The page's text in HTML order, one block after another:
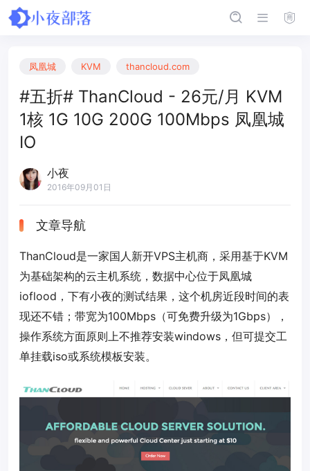
凤凰城 KVM thancloud.com
#五折# ThanCloud - 26元/月 KVM
1核 1G 10G 200G 100Mbps 凤凰城
IO
小夜
2016年09月01日
文章导航
ThanCloud是一家国人新开VPS主机商，采用基于KVM
为基础架构的云主机系统，数据中心位于凤凰城
ioflood，下有小夜的测试结果，这个机房近段时间的表
现还不错；带宽为100Mbps（可免费升级为1Gbps），
操作系统方面原则上不推荐安装windows，但可提交工
单挂载iso或系统模板安装。